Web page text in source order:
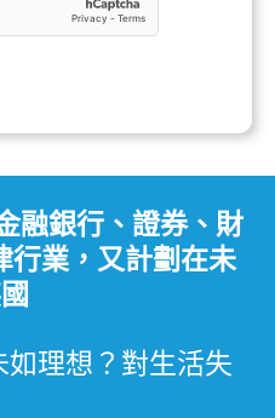
融銀行、證券、財
行業，又計劃在未
理想？對生活失